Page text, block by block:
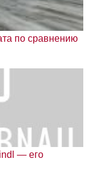
по сравнению
— его